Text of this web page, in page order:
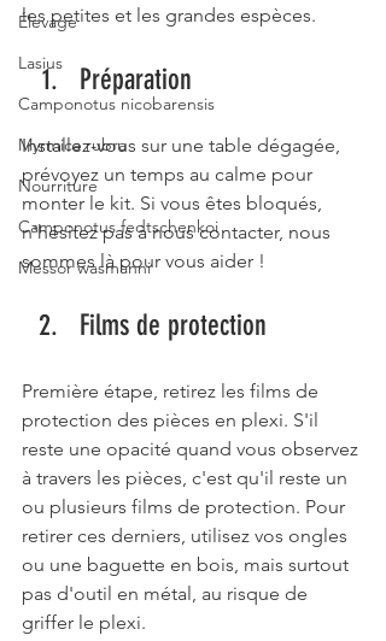
Élevage
Lasius
Camponotus nicobarensis
Myrmica rubra
Nourriture
Camponotus fedtschenkoi
Messor wasmanni
les petites et les grandes espèces.
Préparation
Installez-vous sur une table dégagée,
prévoyez un temps au calme pour
monter le kit. Si vous êtes bloqués,
n'hésitez pas à nous contacter, nous
sommes là pour vous aider !
Films de protection
Première étape, retirez les films de
protection des pièces en plexi. S'il
reste une opacité quand vous observez
à travers les pièces, c'est qu'il reste un
ou plusieurs films de protection. Pour
retirer ces derniers, utilisez vos ongles
ou une baguette en bois, mais surtout
pas d'outil en métal, au risque de
griffer le plexi.